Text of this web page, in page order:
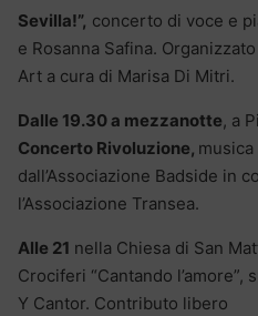
Sevilla!”, concerto di voce e
e Rosanna Safina.
Art a cura di Marisa Di Mitri.
Dalle 19.30 a mezzanotte, a
Concerto Rivoluzione,
dall’Associazione Badside in
l’Associazione Transea.
Alle 21 nella Chiesa di San
Crociferi “Cantando
Y Cantor. Contributo libero